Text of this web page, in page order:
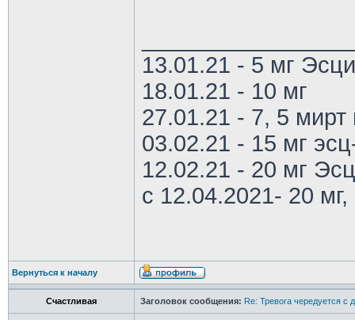
13.01.21 - 5 мг
18.01.21 - 10 мг
27.01.21 - 7, 5 мирт
03.02.21 - 15 мг
12.02.21 - 20 мг
с 12.04.2021- 20 мг,
Вернуться к началу
Счастливая Заголовок сообщения: Re: Тревога чередуется с